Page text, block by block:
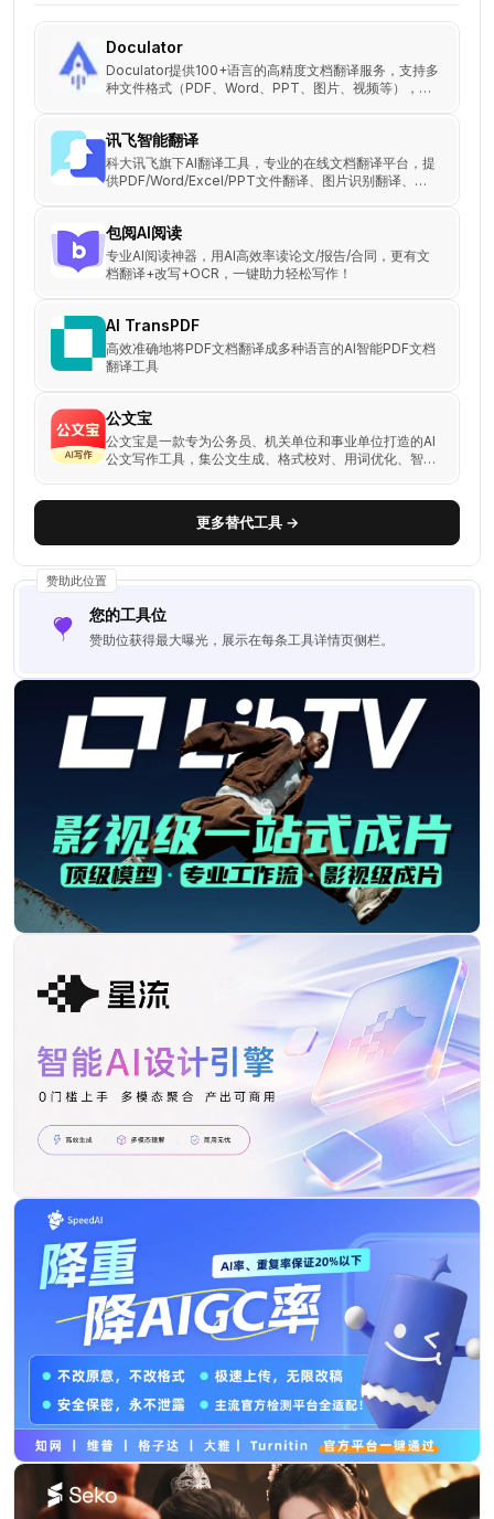
Doculator
Doculator提供100+语言的高精度文档翻译服务，支持多
种文件格式（PDF、Word、PPT、图片、视频等），并
讯飞智能翻译
科大讯飞旗下AI翻译工具，专业的在线文档翻译平台，提
供PDF/Word/Excel/PPT文件翻译、图片识别翻译、在
文、法律、金融、计算机、能源、体育、医疗等多个领域
翻译，翻译更精准。
包阅AI阅读
专业AI阅读神器，用AI高效率读论文/报告/合同，更有文
档翻译+改写+OCR，一键助力轻松写作！
AI TransPDF
高效准确地将PDF文档翻译成多种语言的AI智能PDF文档
翻译工具
公文宝
公文宝是一款专为公务员、机关单位和事业单位打造的AI
公文写作工具，集公文生成、格式校对、用词优化、智能
更多替代工具 →
赞助此位置
您的工具位
赞助位获得最大曝光，展示在每条工具详情页侧栏。